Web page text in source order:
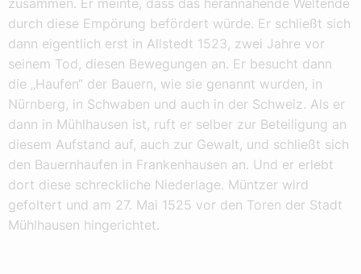
zusammen. Er meinte, dass das herannahende Weltende
durch diese Empörung befördert würde. Er schließt sich
dann eigentlich erst in Allstedt 1523, zwei Jahre vor
seinem Tod, diesen Bewegungen an. Er besucht dann
die „Haufen“ der Bauern, wie sie genannt wurden, in
Nürnberg, in Schwaben und auch in der Schweiz. Als er
dann in Mühlhausen ist, ruft er selber zur Beteiligung an
diesem Aufstand auf, auch zur Gewalt, und schließt sich
den Bauernhaufen in Frankenhausen an. Und er erlebt
dort diese schreckliche Niederlage. Müntzer wird
gefoltert und am 27. Mai 1525 vor den Toren der Stadt
Mühlhausen hingerichtet.